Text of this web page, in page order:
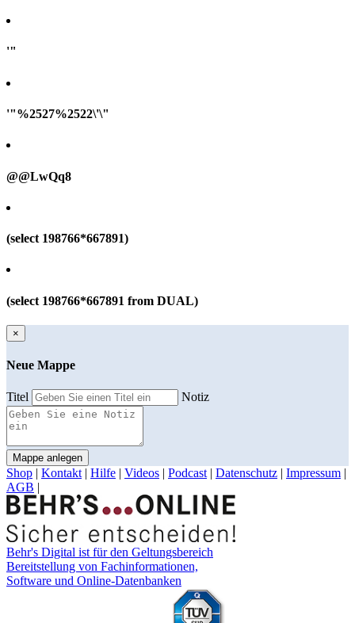
'"
'"%2527%2522\'\"
@@LwQq8
(select 198766*667891)
(select 198766*667891 from DUAL)
×
Neue Mappe
Titel Notiz
Mappe anlegen
Shop | Kontakt | Hilfe | Videos | Podcast | Datenschutz | Impressum |
AGB |
Behr's Digital ist für den Geltungsbereich
Bereitstellung von Fachinformationen,
Software und Online-Datenbanken